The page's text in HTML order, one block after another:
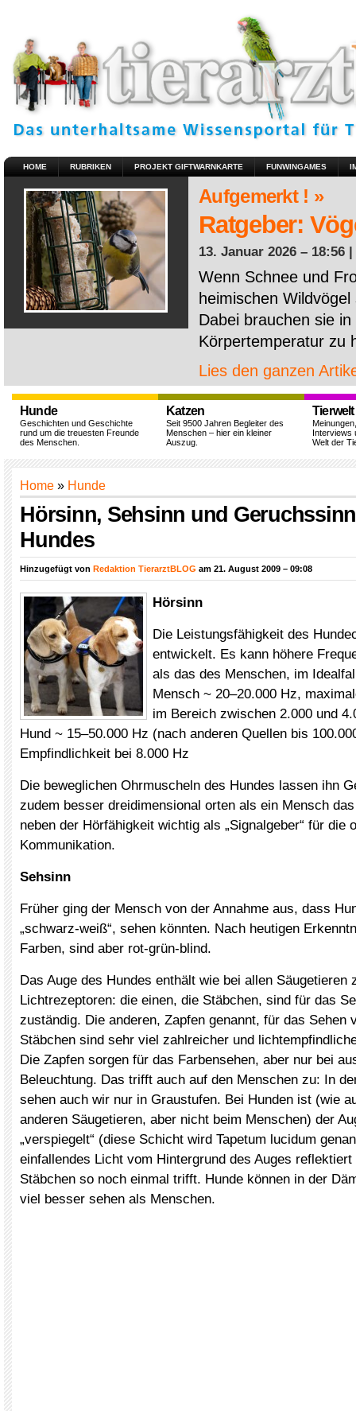
HOME RUBRIKEN PROJEKT GIFTWARNKARTE FUNWINGAMES
Aufgemerkt ! »
Ratgeber:
13. Januar 2026 – 18:56 |
Wenn Schnee und
heimischen
Dabei brauchen sie
Körpertemperatur zu
Lies den ganzen
Hunde
Geschichten und Geschichte
rund um die treuesten Freunde
des Menschen.
Katzen
Seit 9500 Jahren Begleiter des
Menschen – hier ein kleiner
Auszug.
Tierwelt
Interviews
Welt der
Home » Hunde
Hörsinn, Sehsinn und
Hundes
Hinzugefügt von Redaktion TierarztBLOG am 21. August 2009 – 09:08
Hörsinn
Die Leistungsfähigkeit des
entwickelt. Es kann höhere
als das des Menschen, im
Mensch ~ 20–20.000 Hz,
im Bereich zwischen 2.000 und
Hund ~ 15–50.000 Hz (nach anderen Quellen bis
Empfindlichkeit bei 8.000 Hz
Die beweglichen Ohrmuscheln des Hundes lassen ihn
zudem besser dreidimensional orten als ein Mensch
neben der Hörfähigkeit wichtig als „Signalgeber“ für die
Kommunikation.
Sehsinn
Früher ging der Mensch von der Annahme aus, dass
„schwarz-weiß“, sehen könnten. Nach heutigen
Farben, sind aber rot-grün-blind.
Das Auge des Hundes enthält wie bei allen Säugetieren
Lichtrezeptoren: die einen, die Stäbchen, sind für das
zuständig. Die anderen, Zapfen genannt, für das Sehen
Stäbchen sind sehr viel zahlreicher und
Die Zapfen sorgen für das Farbensehen, aber nur bei
Beleuchtung. Das trifft auch auf den Menschen zu: In
sehen auch wir nur in Graustufen. Bei Hunden ist (wie
anderen Säugetieren, aber nicht beim Menschen) der
„verspiegelt“ (diese Schicht wird Tapetum lucidum
einfallendes Licht vom Hintergrund des Auges reflektiert
Stäbchen so noch einmal trifft. Hunde können in der
viel besser sehen als Menschen.